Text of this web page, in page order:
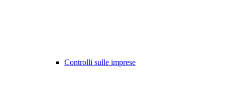
Controlli sulle imprese